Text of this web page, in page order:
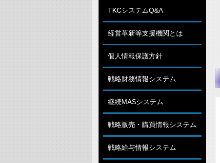
TKCシステムQ&A
経営革新等支援機関とは
個人情報保護方針
戦略財務情報システム
継続MASシステム
戦略販売・購買情報システム
戦略給与情報システム